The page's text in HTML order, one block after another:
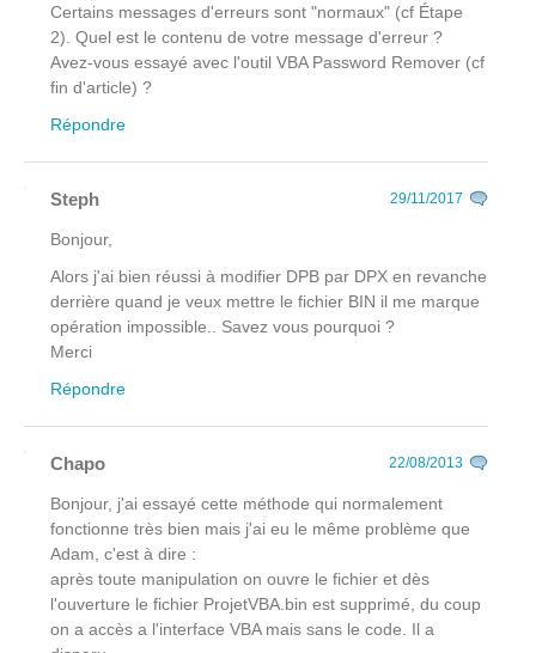
Certains messages d'erreurs sont "normaux" (cf Étape
2). Quel est le contenu de votre message d'erreur ?
Avez-vous essayé avec l'outil VBA Password Remover (cf
fin d'article) ?
Répondre
Steph 29/11/2017
Bonjour,
Alors j'ai bien réussi à modifier DPB par DPX en revanche
derrière quand je veux mettre le fichier BIN il me marque
opération impossible.. Savez vous pourquoi ?
Merci
Répondre
Chapo 22/08/2013
Bonjour, j'ai essayé cette méthode qui normalement
fonctionne très bien mais j'ai eu le même problème que
Adam, c'est à dire :
après toute manipulation on ouvre le fichier et dès
l'ouverture le fichier ProjetVBA.bin est supprimé, du coup
on a accès a l'interface VBA mais sans le code. Il a